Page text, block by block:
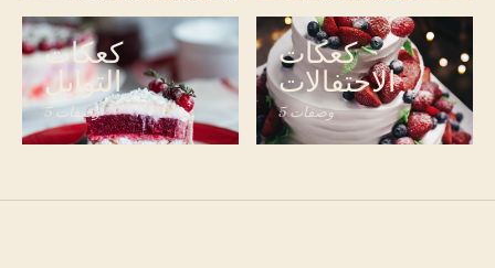
كعكات
التوابل
5 وصفات
كعكات
الاحتفالات
5 وصفات